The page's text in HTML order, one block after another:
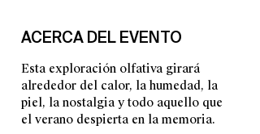
ACERCA DEL EVENTO
Esta exploración olfativa girará
alrededor del calor, la humedad, la
piel, la nostalgia y todo aquello que
el verano despierta en la memoria.